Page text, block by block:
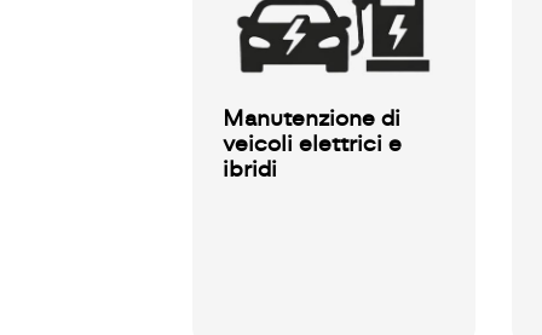
Manutenzione di
veicoli elettrici e
ibridi